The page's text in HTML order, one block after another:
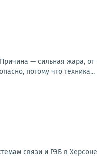
— сильная жара,
потому что техника...
связи и РЭБ в